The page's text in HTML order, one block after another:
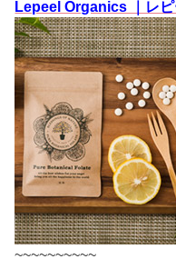
Lepeel Organics ｜レ
~~~~~~~~~~